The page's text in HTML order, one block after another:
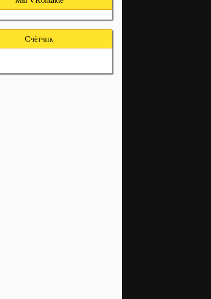
Счётчик